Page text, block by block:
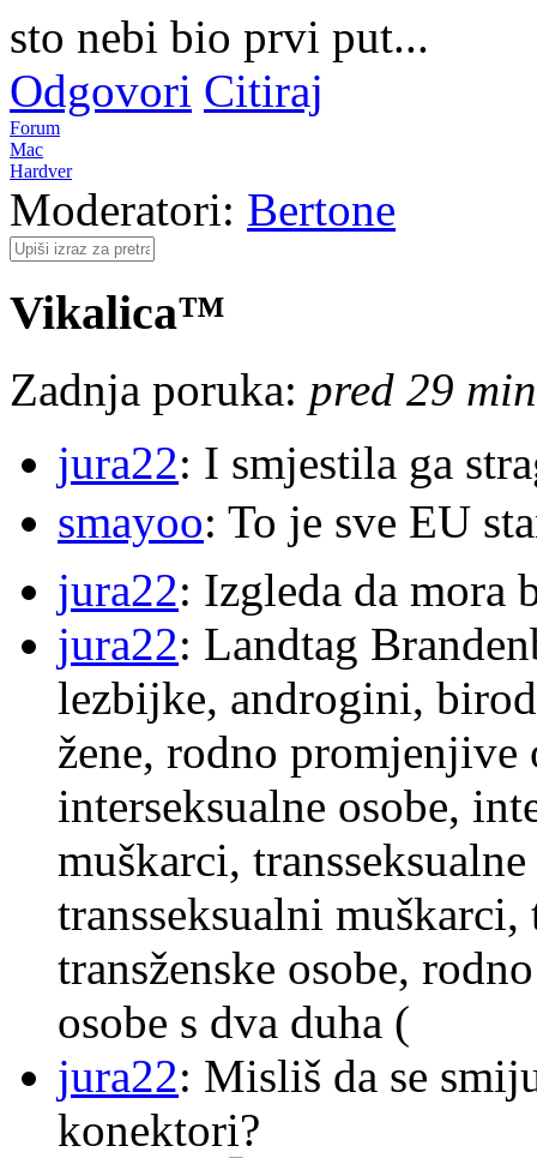
sto nebi bio prvi put...
Odgovori Citiraj
Forum
Mac
Hardver
Moderatori: Bertone
Vikalica™
Zadnja poruka: pred 29
jura22: I smjestila ga
smayoo: To je sve EU
jura22: Izgleda da mora
jura22: Landtag
lezbijke, androgini,
žene, rodno
interseksualne osobe,
muškarci,
transseksualni muškarci,
transženske osobe,
osobe s dva duha (
jura22: Misliš da se
konektori?